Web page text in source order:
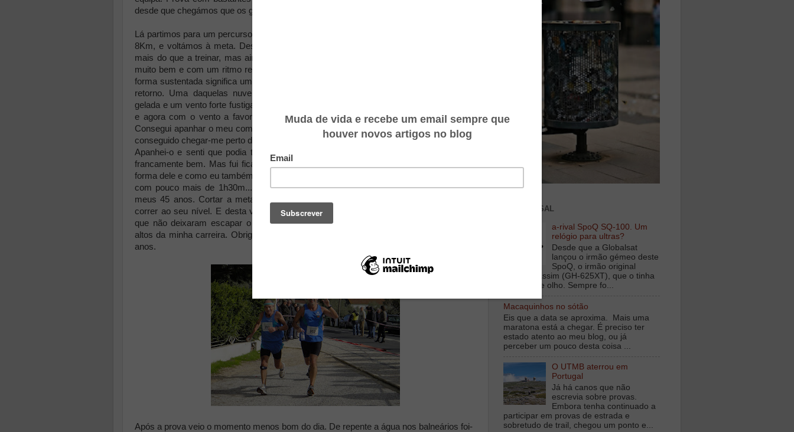
desde que chegámos que os grelhadores enchiam o ar de carne no carvão.
Lá partimos para um percurso simples. Estrada fora fomos a Serro Ventoso, a cerca de
8Km, e voltámos à meta. Desde a maratona do Porto que tenho andado a descansar
mais do que a treinar, mas ainda estou num bom pico de forma porque me ia a sentir
muito bem e com um ritmo relativamente elevado. Para mim abaixo dos 4m30s/Km de
forma sustentada significa uma boa forma. A parte pior foi na aproximação ao ponto de
retorno. Uma daquelas nuvens bem negras veio cumprimentar-nos. Chuva grossa
gelada e um vento forte fustigaram-nos durante uns 3 Kms. Mas ao voltarmos para trás
e agora com o vento a favor e o sol a aquecer-nos a alma foi tudo bem mais fácil.
Consegui apanhar o meu companheiro Bernardino. 30 anos nos separam e nunca tinha
conseguido chegar-me perto dele. É muito andamento para mim. Mas desta vez ia bem.
Apanhei-o e senti que podia ter prosseguido. Estávamos então a 4m20s e sentia-me
francamente bem. Mas fui ficando por ali. Fomos falando um pouco sobre a fantástica
forma dele e como eu também gostaria de chegar aos 75 anos a fazer meias maratonas
com pouco mais de 1h30m... Decidi que era uma excelente forma de comemorar os
meus 45 anos. Cortar a meta ao lado dele. Até porque pela 1ª vez tinha conseguido
correr ao seu nível. E desta vez tinha a equipa de reportagem familiar na meta. Claro
que não deixaram escapar o boneco. Muito bom momento desportivo, um dos mais
altos da minha carreira. Obrigado Bernardino, muitos e bons Kms por muitos e muitos
anos.
Após a prova veio o momento menos bom do dia. De repente a água nos balneários foi-
TOP MENSAL
a-rival SpoQ SQ-100. Um
relógio para ultras?
Desde que a Globalsat
lançou o irmão gémeo deste
SpoQ, o irmão original
digamos assim (GH-625XT), que o tinha
debaixo de olho. Sempre fo...
Macaquinhos no sótão
Eis que a data se aproxima. Mais uma
maratona está a chegar. É preciso ter
estado atento ao meu blog, ou já
perceber um pouco desta coisa ...
O UTMB aterrou em
Portugal
Já há canos que não
escrevia sobre provas.
Embora tenha continuado a
participar em provas de estrada e
sobretudo de trail, chegou um ponto e...